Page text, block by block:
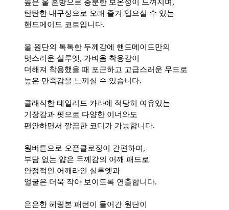
높은 울 혼방으로 충분한 보온성이 느껴지며,
탄탄한 내구성으로 오래 즐겨 입으실 수 있는
핸드메이드 코트입니다.
울 원단의 톡톡한 두께감에 핸드메이드만의
멋스러운 실루엣, 가벼움 착용감이
더해져 착용했을 때 포근하고 고급스러운 무드로
높은 만족감을 느끼실 수 있습니다.
클래식한 테일러드 카라에 적당히 여유있는
기장감과 핏으로 다양한 이너와도
편안하면서 깔끔한 코디가 가능합니다.
원버튼으로 오픈클로징이 간편하며,
부담 없는 얇은 두께감의 어깨 패드로
안정적인 어깨라인 실루엣과
얼굴은 더욱 작아 보이도록 연출합니다.
은은한 헤링본 패턴이 들어간 원단이